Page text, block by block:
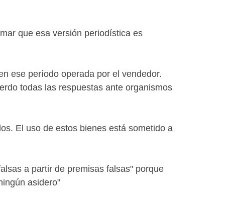
que esa versión periodística es
ese período operada por el vendedor.
todas las respuestas ante organismos
El uso de estos bienes está sometido a
a partir de premisas falsas" porque
asidero"